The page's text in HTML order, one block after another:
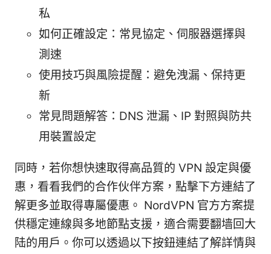
私
如何正確設定：常見協定、伺服器選擇與
測速
使用技巧與風險提醒：避免洩漏、保持更
新
常見問題解答：DNS 泄漏、IP 對照與防共
用裝置設定
同時，若你想快速取得高品質的 VPN 設定與優
惠，看看我們的合作伙伴方案，點擊下方連結了
解更多並取得專屬優惠。 NordVPN 官方方案提
供穩定連線與多地節點支援，適合需要翻墙回大
陆的用戶。你可以透過以下按鈕連結了解詳情與